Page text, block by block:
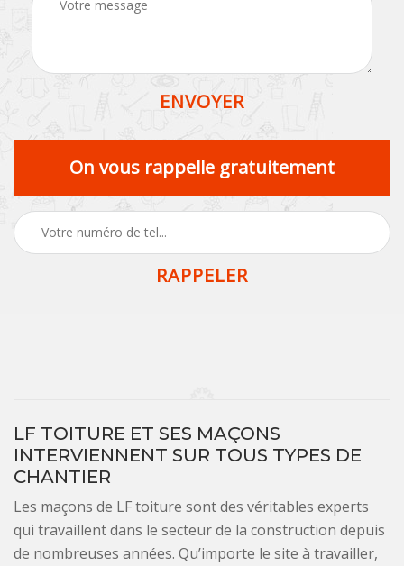
On vous rappelle gratuitement
LF TOITURE ET SES MAÇONS
INTERVIENNENT SUR TOUS TYPES DE
CHANTIER
Les maçons de LF toiture sont des véritables experts
qui travaillent dans le secteur de la construction depuis
de nombreuses années. Qu’importe le site à travailler,